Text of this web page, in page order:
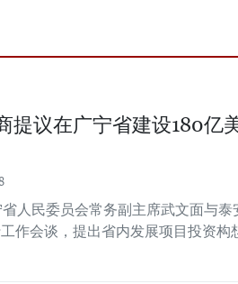
提议在广宁省建设180亿
人民委员会常务副主席武文面与
作会谈，提出省内发展项目投资构